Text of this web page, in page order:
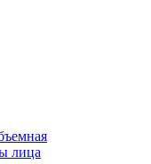
лица